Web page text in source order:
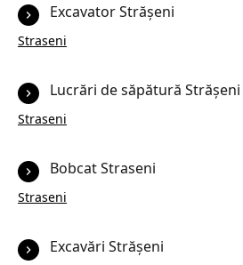
Excavator Strășeni
Straseni
Lucrări de săpătură Strășeni
Straseni
Bobcat Straseni
Straseni
Excavări Strășeni